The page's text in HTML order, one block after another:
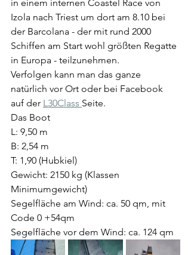
in einem internen Coastel Race von
Izola nach Triest um dort am 8.10 bei
der Barcolana - der mit rund 2000
Schiffen am Start wohl größten Regatte
in Europa - teilzunehmen.
Verfolgen kann man das ganze
natürlich vor Ort oder bei Facebook
auf der L30Class Seite.
Das Boot
L: 9,50 m
B: 2,54 m
T: 1,90 (Hubkiel)
Gewicht: 2150 kg (Klassen
Minimumgewicht)
Segelfläche am Wind: ca. 50 qm, mit
Code 0 +54qm
Segelfläche vor dem Wind: ca. 124 qm